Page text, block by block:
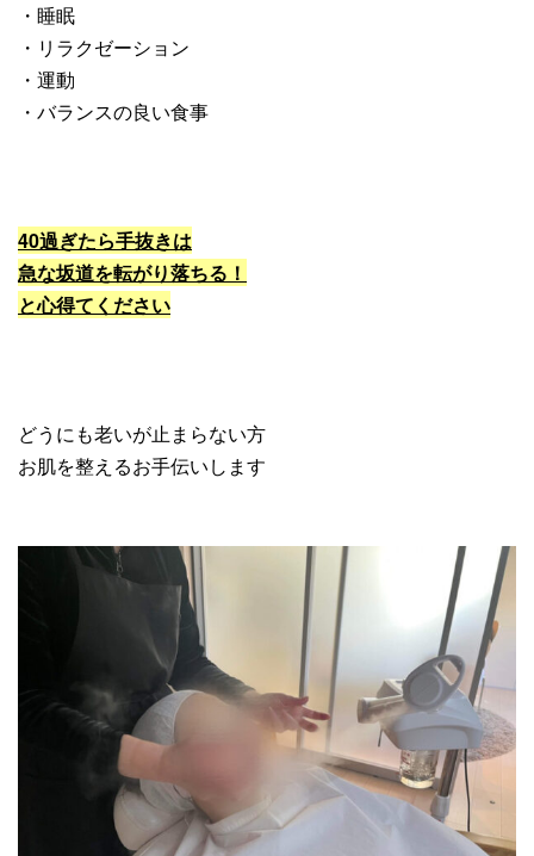
・睡眠
・リラクゼーション
・運動
・バランスの良い食事
40過ぎたら手抜きは
急な坂道を転がり落ちる！
と心得てください
どうにも老いが止まらない方
お肌を整えるお手伝いします